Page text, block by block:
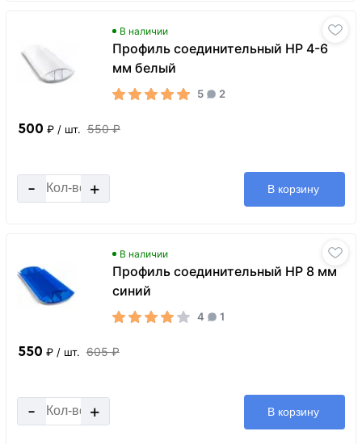
В наличии
Профиль соединительный HP 4-6
мм белый
5 2
500 ₽ / шт. 550 ₽
- + В корзину
В наличии
Профиль соединительный HP 8 мм
синий
4 1
550 ₽ / шт. 605 ₽
- + В корзину